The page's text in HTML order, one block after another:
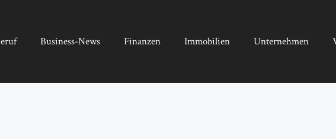
Business-News Finanzen Immobilien Unternehmen